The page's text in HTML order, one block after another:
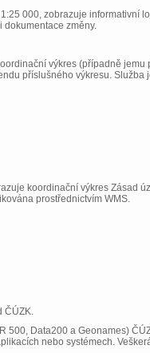
000, zobrazuje informativní
změny.
výkres (případně
příslušného výkresu. Služba
koordinační výkres Zásad
prostřednictvím WMS.
ČÚZK.
500, Data200 a Geonames)
nebo systémech.